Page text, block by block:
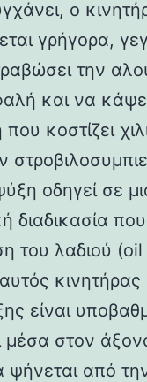
ο
γρήγορα,
την
και να
που κοστίζει
οδηγεί σε
διαδικασία
του λαδιού
κινητήρας
είναι
μέσα στον
ψήνεται από